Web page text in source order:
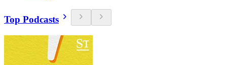
Top Podcasts